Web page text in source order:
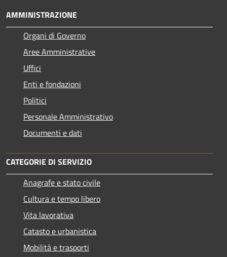
AMMINISTRAZIONE
Organi di Governo
Aree Amministrative
Uffici
Enti e fondazioni
Politici
Personale Amministrativo
Documenti e dati
CATEGORIE DI SERVIZIO
Anagrafe e stato civile
Cultura e tempo libero
Vita lavorativa
Catasto e urbanistica
Mobilità e trasporti